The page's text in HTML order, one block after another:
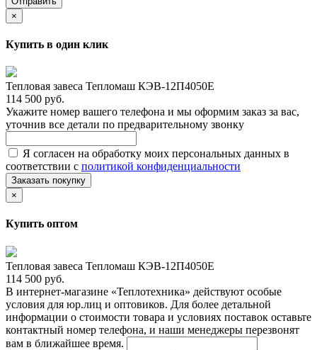
×
Купить в один клик
Тепловая завеса Тепломаш КЭВ-12П4050Е
114 500 руб.
Укажите номер вашего телефона и мы оформим заказ за вас,
уточнив все детали по предварительному звонку
Я согласен на обработку моих персональных данных в
соответствии с политикой конфиденциальности
Заказать покупку
×
Купить оптом
Тепловая завеса Тепломаш КЭВ-12П4050Е
114 500 руб.
В интернет-магазине «Теплотехника» действуют особые
условия для юр.лиц и оптовиков. Для более детальной
информации о стоимости товара и условиях поставок оставьте
контактный номер телефона, и наши менеджеры перезвонят
вам в ближайшее время.